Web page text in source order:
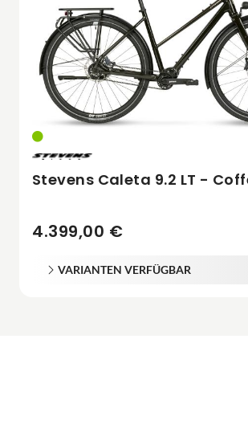
Stevens Caleta 9.2 LT -
4.399,00 €
VARIANTEN VERFÜGBAR